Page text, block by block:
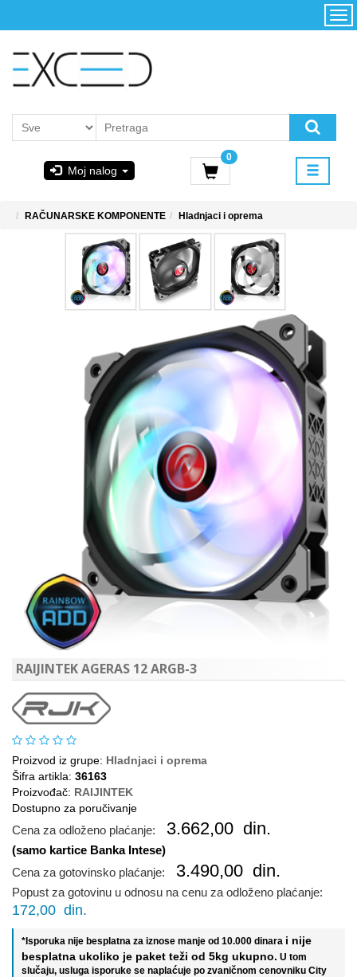
Moj nalog
0
Početna
korišćenja i
& STEAM
PoweredByAsus
MICROSOFT
RAČUNARSKE KOMPONENTE Hladnjaci i oprema
RAIJINTEK AGERAS 12 ARGB-3
Proizvod iz grupe: Hladnjaci i oprema
Šifra artikla: 36163
Proizvođač: RAIJINTEK
Dostupno za poručivanje
Cena za odloženo plaćanje: 3.662,00 din.
(samo kartice Banka Intese)
Cena za gotovinsko plaćanje:
3.490,00 din.
Popust za gotovinu u odnosu na cenu za odloženo plaćanje:
172,00 din.
*Isporuka nije besplatna za iznose manje od 10.000 dinara i nije
besplatna ukoliko je paket teži od 5kg ukupno. U tom
slučaju, usluga isporuke se naplaćuje po zvaničnom cenovniku City